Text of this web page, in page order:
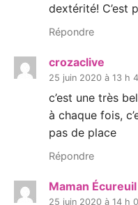
dextérité! C’est
Répondre
crozaclive
25 juin 2020 à 13 h
c’est une très
à chaque fois,
pas de place
Répondre
Maman Écureuil
25 juin 2020 à 14 h